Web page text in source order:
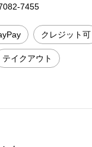
7455
クレジット可
テイクアウト